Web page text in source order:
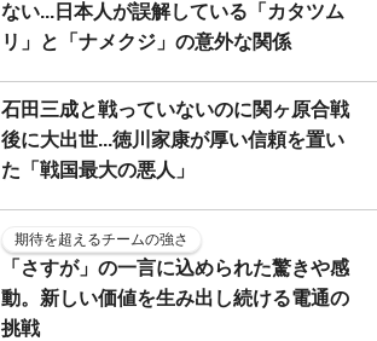
ない...日本人が誤解している「カタツム
リ」と「ナメクジ」の意外な関係
石田三成と戦っていないのに関ヶ原合戦
後に大出世...徳川家康が厚い信頼を置い
た「戦国最大の悪人」
期待を超えるチームの強さ
「さすが」の一言に込められた驚きや感
動。新しい価値を生み出し続ける電通の
挑戦